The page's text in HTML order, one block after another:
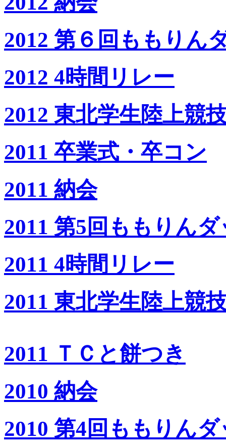
2012 第６回ももりん
2012 4時間リレー
2012 東北学生陸上競
2011 卒業式・卒コン
2011 納会
2011 第5回ももりん
2011 4時間リレー
2011 東北学生陸上競
2011 ＴＣと餅つき
2010 納会
2010 第4回ももりん